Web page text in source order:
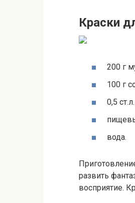
Краски
200 г
100 г
0,5
вода.
развить
восприятие.